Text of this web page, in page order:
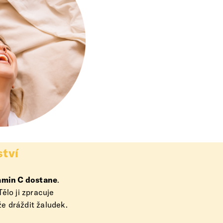
C dostane.
ji zpracuje
dráždit žaludek.